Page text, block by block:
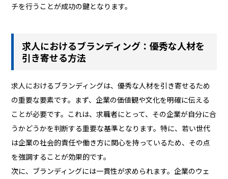
チを行うことが成功の鍵となります。
求人におけるブランディング：優秀な人材を
引き寄せる方法
求人におけるブランディングは、優秀な人材を引き寄せるため
の重要な要素です。まず、企業の価値観や文化を明確に伝える
ことが必要です。これは、求職者にとって、その企業が自分に合
うかどうかを判断する重要な基準となります。特に、若い世代
は企業の社会的責任や働き方に関心を持っているため、その点
を強調することが効果的です。
次に、ブランディングには一貫性が求められます。企業のウェ